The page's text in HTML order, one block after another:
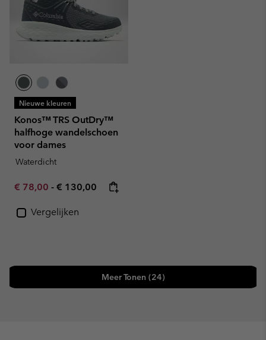
Nieuwe kleuren
Konos™ TRS OutDry™
halfhoge wandelschoen
voor dames
Waterdicht
Minimum sale price:
€ 78,00 - Maximum price:
€ 130,00
Vergelijken
Meer Tonen (24)